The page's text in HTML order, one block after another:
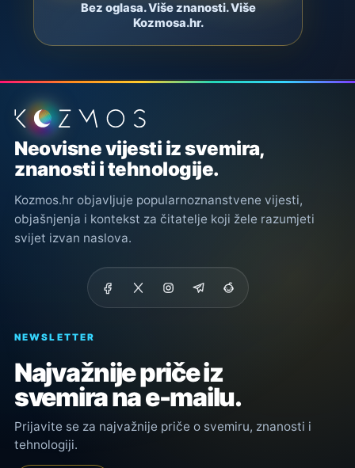
Bez oglasa. Više znanosti. Više
Kozmosa.hr.
Podnožje stranice
Neovisne vijesti iz svemira,
znanosti i tehnologije.
Kozmos.hr objavljuje popularnoznanstvene vijesti,
objašnjenja i kontekst za čitatelje koji žele razumjeti
svijet izvan naslova.
NEWSLETTER
Najvažnije priče iz
svemira na e-mailu.
Prijavite se za najvažnije priče o svemiru, znanosti i
tehnologiji.